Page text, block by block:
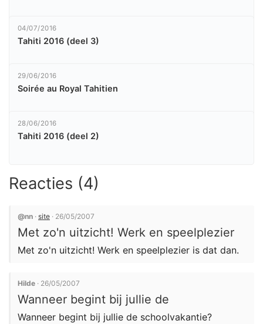
04/07/2016
Tahiti 2016 (deel 3)
29/06/2016
Soirée au Royal Tahitien
28/06/2016
Tahiti 2016 (deel 2)
Reacties (4)
@nn · site · 26/05/2007
Met zo'n uitzicht! Werk en speelplezier
Met zo'n uitzicht! Werk en speelplezier is dat dan.
Hilde · 26/05/2007
Wanneer begint bij jullie de
Wanneer begint bij jullie de schoolvakantie?